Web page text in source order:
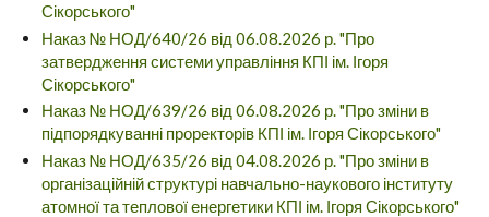
Сікорського"
Наказ № НОД/640/26 від 06.08.2026 р. "Про
затвердження системи управління КПІ ім. Ігоря
Сікорського"
Наказ № НОД/639/26 від 06.08.2026 р. "Про зміни в
підпорядкуванні проректорів КПІ ім. Ігоря Сікорського"
Наказ № НОД/635/26 від 04.08.2026 р. "Про зміни в
організаційній структурі навчально-наукового інституту
атомної та теплової енергетики КПІ ім. Ігоря Сікорського"